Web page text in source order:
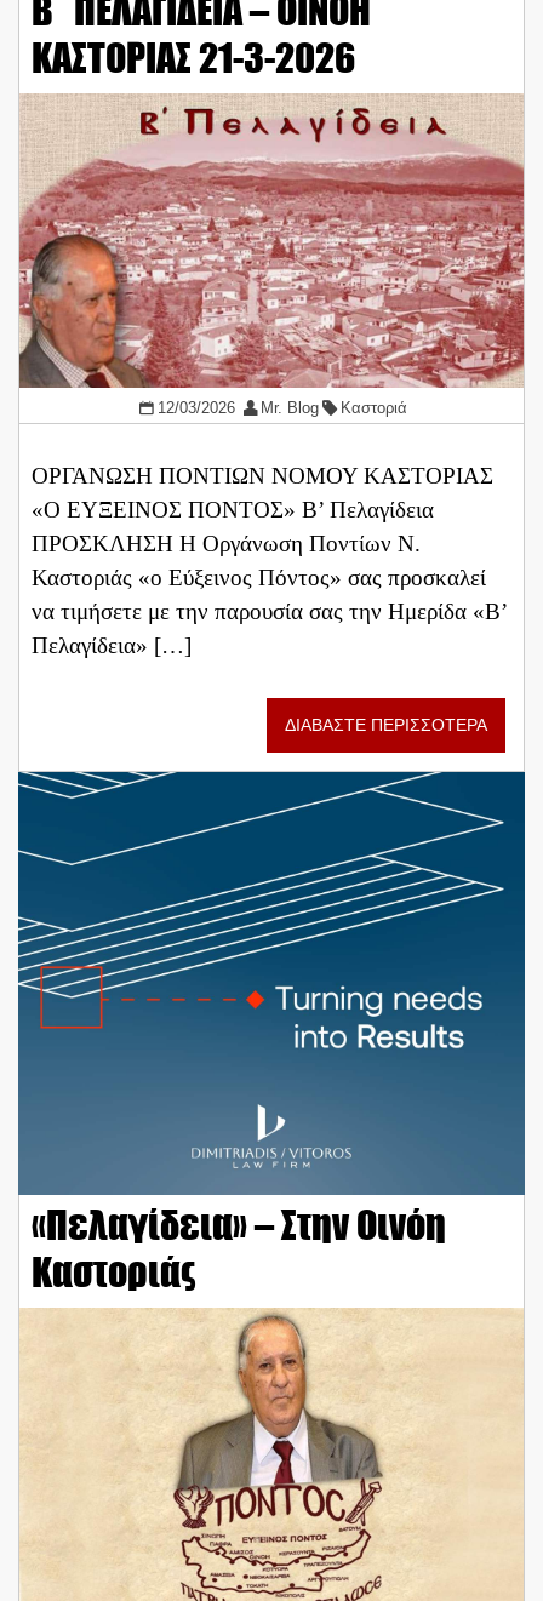
Β΄ ΠΕΛΑΓΙΔΕΙΑ – ΟΙΝΟΗ
ΚΑΣΤΟΡΙΑΣ 21-3-2026
12/03/2026 Mr. Blog Καστοριά
ΟΡΓΑΝΩΣΗ ΠΟΝΤΙΩΝ ΝΟΜΟΥ ΚΑΣΤΟΡΙΑΣ
«Ο ΕΥΞΕΙΝΟΣ ΠΟΝΤΟΣ» Β’ Πελαγίδεια
ΠΡΟΣΚΛΗΣΗ Η Οργάνωση Ποντίων Ν.
Καστοριάς «ο Εύξεινος Πόντος» σας προσκαλεί
να τιμήσετε με την παρουσία σας την Ημερίδα «Β’
Πελαγίδεια» […]
ΔΙΑΒΑΣΤΕ ΠΕΡΙΣΣΟΤΕΡΑ
«Πελαγίδεια» – Στην Οινόη
Καστοριάς